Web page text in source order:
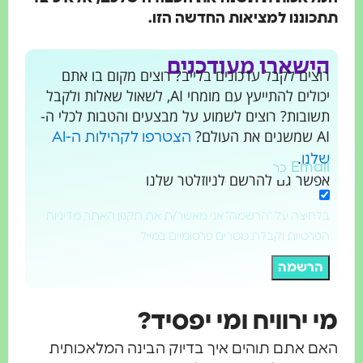
תתכוננו למציאות החדשה הזו.
הישארו מעודכנים
רוצים לקבל עדכונים בלייב? רוצים מקום בו אתם
יכולים להתייעץ עם מומחי AI, לשאול שאלות ולקבל
תשובות? רוצים לשמוע על מבצעים והטבות לכלי ה-
AI שמשנים את העולם?
הצטרפו לקהילות ה-AI
שלנו.
אפשר גם להרשם לניוזלטר שלנו
Email
בלחיצה על "הרשמה" אני מאשר/ת את תקנון האתר, מדיניות
הפרטיות וקבלת מסרים פרסומיים במייל
הרשמה
מי ירוויח ומי יפסיד?
האם אתם תוהים איך בדיוק הבינה המלאכותית